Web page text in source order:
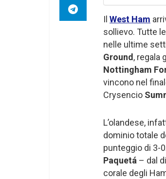
Il West Ham
sollievo. Tutte
nelle ultime
Ground, regala
Nottingham
vincono nel
Crysencio
L’olandese,
dominio totale
punteggio di 3-
Paquetá – dal
corale degli